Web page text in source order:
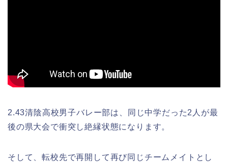
2.43清陰高校男子バレー部は、同じ中学だった2人が最
後の県大会で衝突し絶縁状態になります。
そして、転校先で再開して再び同じチームメイトとし